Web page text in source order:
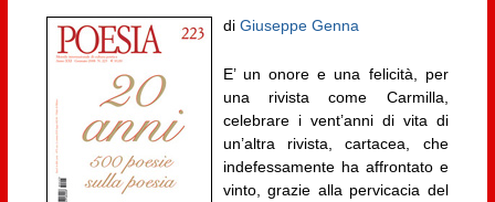
di Giuseppe Genna
E’ un onore e una felicità, per
una rivista come Carmilla,
celebrare i vent’anni di vita di
un’altra rivista, cartacea, che
indefessamente ha affrontato e
vinto, grazie alla pervicacia del